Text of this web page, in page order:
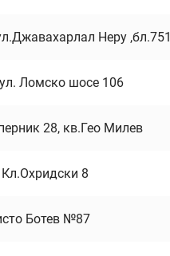
Неру ,бл.751
Ломско шосе 106
28, кв.Гео Милев
8
Ботев №87